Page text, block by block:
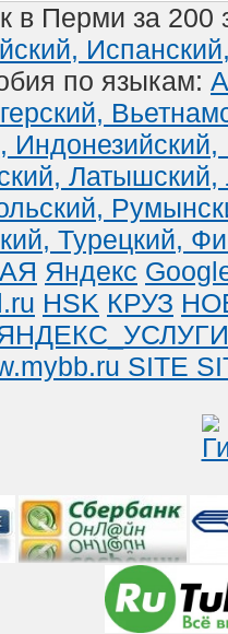
в Перми за 200
по языкам:
Индонезийский,
Латышский,
Турецкий,
Яндекс
HSK КРУЗ
SITE